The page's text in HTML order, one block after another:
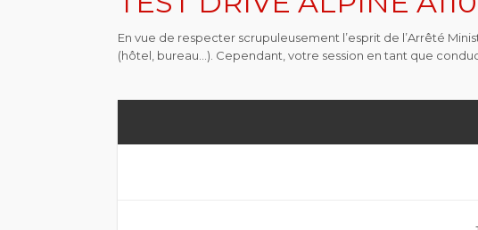
En vue de respecter scrupuleusement l’esprit de l’Arrêté
(hôtel, bureau…). Cependant, votre session en tant que